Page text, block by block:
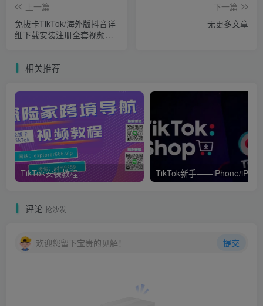
2、输入提供的账号密码登录即可
上一篇
免拔卡TikTok/海外版抖音详
细下载安装注册全套视频教
下一篇
无更多文章
相关推荐
TikTok安装教程
评论 抢沙发
欢迎您留下宝贵的见解！ 提交